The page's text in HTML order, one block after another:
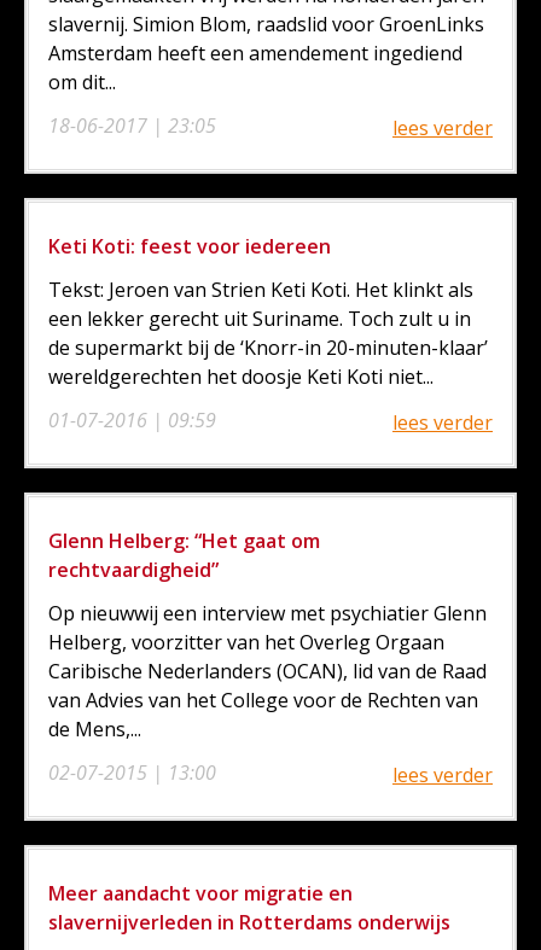
18-06-2017 | 23:05
slavernij. Simion Blom, raadslid voor GroenLinks
Amsterdam heeft een amendement ingediend
om dit...
lees verder
Keti Koti: feest voor iedereen
01-07-2016 | 09:59
Tekst: Jeroen van Strien Keti Koti. Het klinkt als
een lekker gerecht uit Suriname. Toch zult u in
de supermarkt bij de ‘Knorr-in 20-minuten-klaar’
wereldgerechten het doosje Keti Koti niet...
lees verder
Glenn Helberg: “Het gaat om
rechtvaardigheid”
02-07-2015 | 13:00
Op nieuwwij een interview met psychiatier Glenn
Helberg, voorzitter van het Overleg Orgaan
Caribische Nederlanders (OCAN), lid van de Raad
van Advies van het College voor de Rechten van
de Mens,...
lees verder
Meer aandacht voor migratie en
slavernijverleden in Rotterdams onderwijs